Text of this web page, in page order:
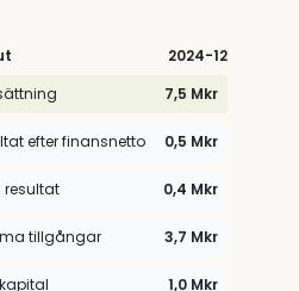
2024-12
7,5 Mkr
efter finansnetto 0,5 Mkr
resultat 0,4 Mkr
tillgångar 3,7 Mkr
1,0 Mkr